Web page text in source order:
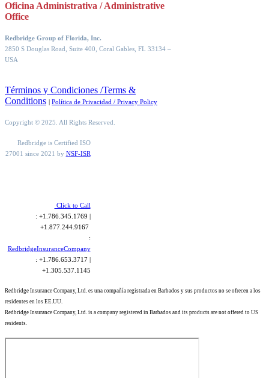
Oficina Administrativa / Administrative
Office
Redbridge Group of Florida, Inc.
2850 S Douglas Road, Suite 400, Coral Gables, FL 33134 –
USA
Términos y Condiciones /Terms &
Conditions | Política de Privacidad / Privacy Policy
Copyright © 2025. All Rights Reserved.
Redbridge is Certified ISO
27001 since 2021 by NSF-ISR
Click to Call
: +1.786.345.1769 |
+1.877.244.9167
:
RedbridgeInsuranceCompany
: +1.786.653.3717 |
+1.305.537.1145
Redbridge Insurance Company, Ltd. es una compañía registrada en Barbados y sus productos no se ofrecen a los
residentes en los EE.UU.
Redbridge Insurance Company, Ltd. is a company registered in Barbados and its products are not offered to US
residents.